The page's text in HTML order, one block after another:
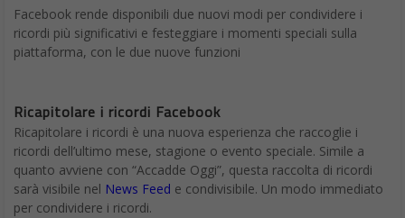
Facebook rende disponibili due nuovi modi per condividere i
ricordi più significativi e festeggiare i momenti speciali sulla
piattaforma, con le due nuove funzioni
Ricapitolare i ricordi Facebook
Ricapitolare i ricordi è una nuova esperienza che raccoglie i
ricordi dell’ultimo mese, stagione o evento speciale. Simile a
quanto avviene con “Accadde Oggi”, questa raccolta di ricordi
sarà visibile nel News Feed e condivisibile. Un modo immediato
per condividere i ricordi.